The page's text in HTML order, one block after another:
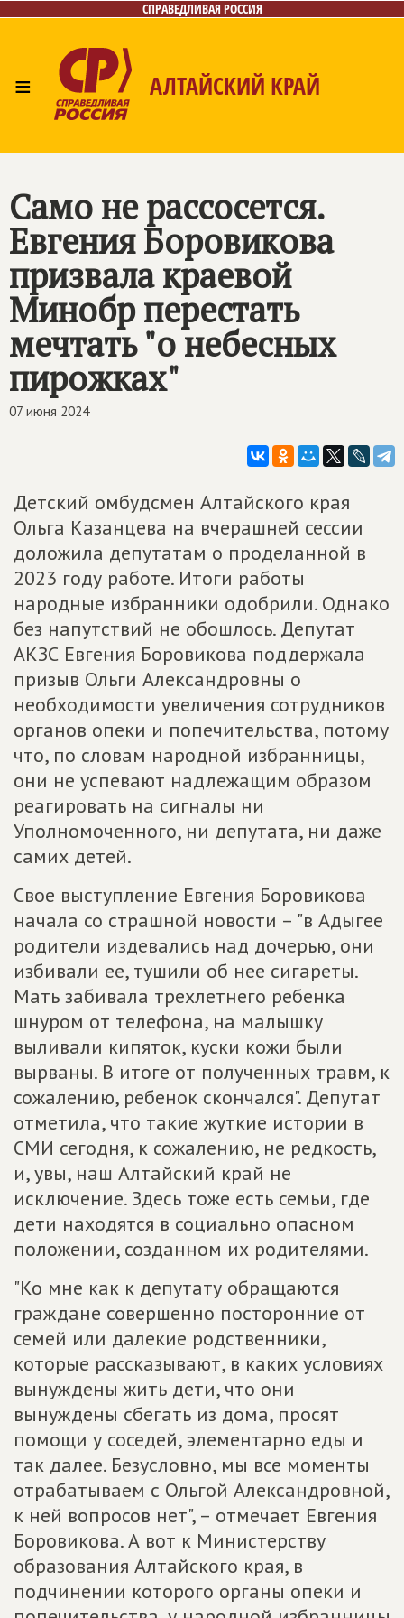
СПРАВЕДЛИВАЯ РОССИЯ
≡ АЛТАЙСКИЙ КРАЙ
Само не рассосется.
Евгения Боровикова
призвала краевой
Минобр перестать
мечтать "о небесных
пирожках"
07 июня 2024
Детский омбудсмен Алтайского края
Ольга Казанцева на вчерашней сессии
доложила депутатам о проделанной в
2023 году работе. Итоги работы
народные избранники одобрили. Однако
без напутствий не обошлось. Депутат
АКЗС Евгения Боровикова поддержала
призыв Ольги Александровны о
необходимости увеличения сотрудников
органов опеки и попечительства, потому
что, по словам народной избранницы,
они не успевают надлежащим образом
реагировать на сигналы ни
Уполномоченного, ни депутата, ни даже
самих детей.
Свое выступление Евгения Боровикова
начала со страшной новости – "в Адыгее
родители издевались над дочерью, они
избивали ее, тушили об нее сигареты.
Мать забивала трехлетнего ребенка
шнуром от телефона, на малышку
выливали кипяток, куски кожи были
вырваны. В итоге от полученных травм, к
сожалению, ребенок скончался". Депутат
отметила, что такие жуткие истории в
СМИ сегодня, к сожалению, не редкость,
и, увы, наш Алтайский край не
исключение. Здесь тоже есть семьи, где
дети находятся в социально опасном
положении, созданном их родителями.
"Ко мне как к депутату обращаются
граждане совершенно посторонние от
семей или далекие родственники,
которые рассказывают, в каких условиях
вынуждены жить дети, что они
вынуждены сбегать из дома, просят
помощи у соседей, элементарно еды и
так далее. Безусловно, мы все моменты
отрабатываем с Ольгой Александровной,
к ней вопросов нет", – отмечает Евгения
Боровикова. А вот к Министерству
образования Алтайского края, в
подчинении которого органы опеки и